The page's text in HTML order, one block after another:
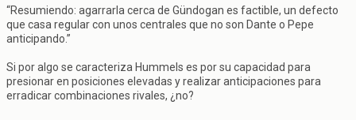
“Resumiendo: agarrarla cerca de Gündogan es factible, un defecto
que casa regular con unos centrales que no son Dante o Pepe
anticipando.”
Si por algo se caracteriza Hummels es por su capacidad para
presionar en posiciones elevadas y realizar anticipaciones para
erradicar combinaciones rivales, ¿no?